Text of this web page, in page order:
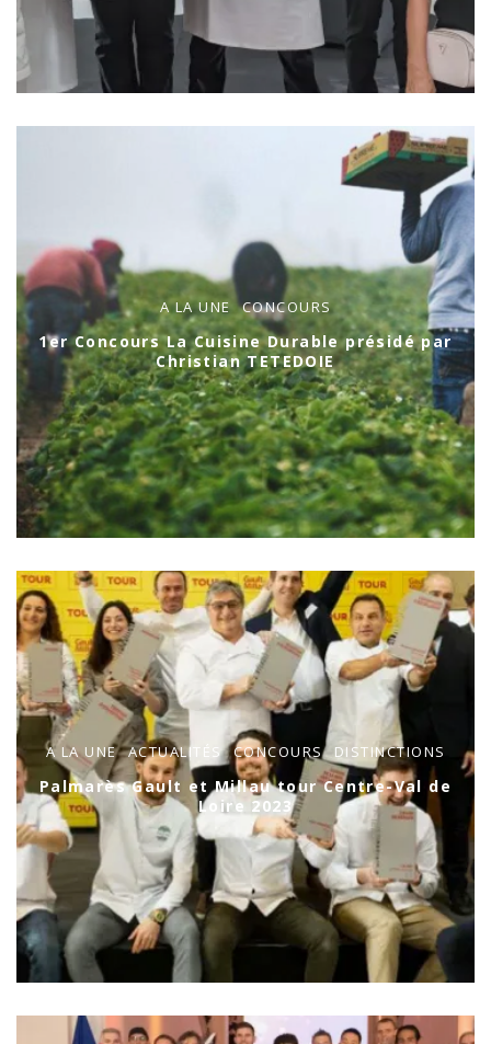
A LA UNE CONCOURS
1er Concours La Cuisine Durable présidé par
Christian TETEDOIE
A LA UNE ACTUALITÉS CONCOURS DISTINCTIONS
Palmarès Gault et Millau tour Centre-Val de
Loire 2023